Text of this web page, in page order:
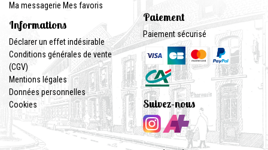
Ma messagerie Mes favoris
Informations
Déclarer un effet indésirable
Conditions générales de vente
(CGV)
Mentions légales
Données personnelles
Cookies
Paiement
Paiement sécurisé
Suivez-nous